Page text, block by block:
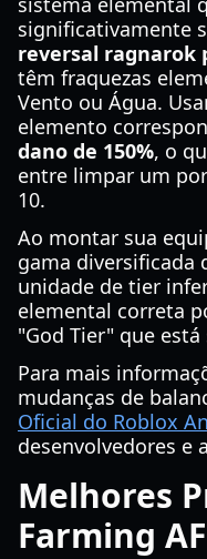
significativamente
reversal ragnarok
têm fraquezas
Vento ou Água.
elemento
dano de 150%, o
entre limpar um
10.
Ao montar sua
gama diversificada
unidade de tier
elemental correta
"God Tier" que
Para mais
mudanças de
Oficial do Roblox
desenvolvedores e
Melhores
Farming